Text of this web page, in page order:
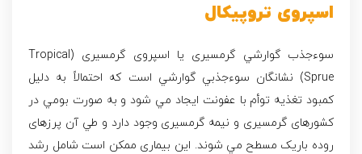
اسپروی تروپیکال
سوءجذب گوارشي گرمسيری يا اسپروی گرمسيری (Tropical
Sprue)
نشانگان سوءجذبي گوارشي است كه احتمالاً به دليل
كمبود تغذيه توأم با عفونت ايجاد مي شود و به صورت بومي در
كشورهای گرمسيری و نيمه گرمسيری وجود دارد و طي آن پرزهای
روده باريک مسطح مي شوند. اين بيماری ممکن است شامل رشد